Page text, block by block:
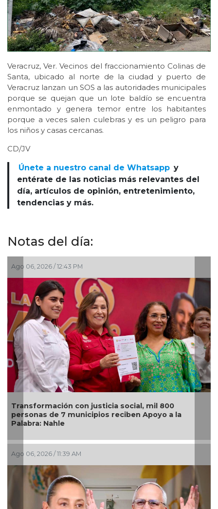
Veracruz, Ver. Vecinos del fraccionamiento Colinas de
Santa, ubicado al norte de la ciudad y puerto de
Veracruz lanzan un SOS a las autoridades municipales
porque se quejan que un lote baldío se encuentra
enmontado y genera temor entre los habitantes
porque a veces salen culebras y es un peligro para
los niños y casas cercanas.
CD/JV
Únete a nuestro canal de Whatsapp y
entérate de las noticias más relevantes del
día, artículos de opinión, entretenimiento,
tendencias y más.
Notas del día:
Ago 06, 2026 / 12:43 PM
Transformación con justicia social, mil 800
personas de 7 municipios reciben Apoyo a la
Palabra: Nahle
Ago 06, 2026 / 11:39 AM